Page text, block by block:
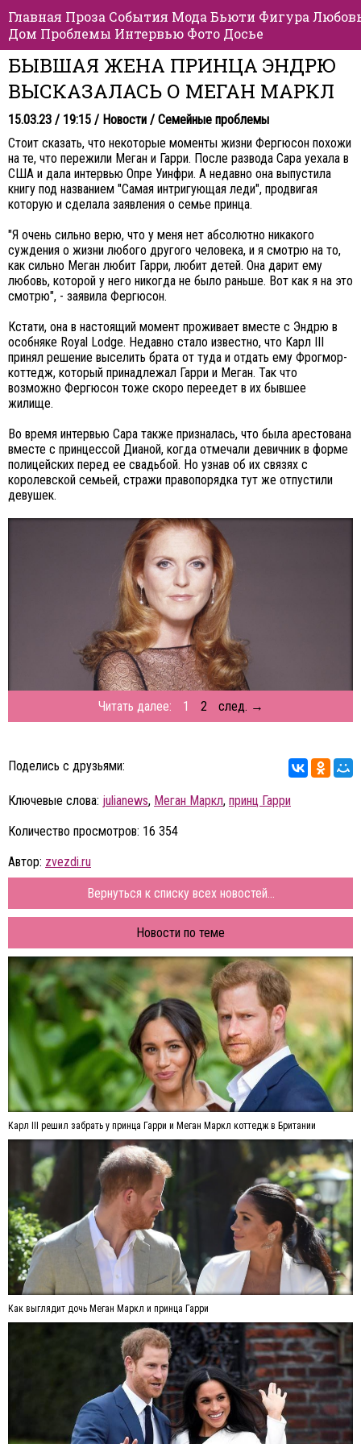
Главная Проза События Мода Бьюти Фигура
Дом Проблемы Интервью Фото Досье
БЫВШАЯ ЖЕНА ПРИНЦА ЭНДРЮ
ВЫСКАЗАЛАСЬ О МЕГАН МАРКЛ
15.03.23 / 19:15 / Новости / Семейные проблемы
Стоит сказать, что некоторые моменты жизни Фергюсон похожи
на те, что пережили Меган и Гарри. После развода Сара уехала в
США и дала интервью Опре Уинфри. А недавно она выпустила
книгу под названием "Самая интригующая леди", продвигая
которую и сделала заявления о семье принца.
"Я очень сильно верю, что у меня нет абсолютно никакого
суждения о жизни любого другого человека, и я смотрю на то,
как сильно Меган любит Гарри, любит детей. Она дарит ему
любовь, которой у него никогда не было раньше. Вот как я на это
смотрю", - заявила Фергюсон.
Кстати, она в настоящий момент проживает вместе с Эндрю в
особняке Royal Lodge. Недавно стало известно, что Карл III
принял решение выселить брата от туда и отдать ему Фрогмор-
коттедж, который принадлежал Гарри и Меган. Так что
возможно Фергюсон тоже скоро переедет в их бывшее
жилище.
Во время интервью Сара также призналась, что была арестована
вместе с принцессой Дианой, когда отмечали девичник в форме
полицейских перед ее свадьбой. Но узнав об их связях с
королевской семьей, стражи правопорядка тут же отпустили
девушек.
Читать далее: 1 2 след. →
Поделись с друзьями:
Ключевые слова: julianews, Меган Маркл, принц Гарри
Количество просмотров: 16 354
Автор: zvezdi.ru
Вернуться к списку всех новостей...
Новости по теме
Карл III решил забрать у принца Гарри и Меган Маркл коттедж в Британии
Как выглядит дочь Меган Маркл и принца Гарри